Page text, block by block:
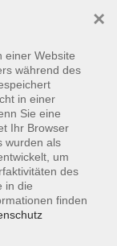
einer Website
während des
in einer
Sie eine
Ihr Browser
wurden als
um
des
in die
finden
×